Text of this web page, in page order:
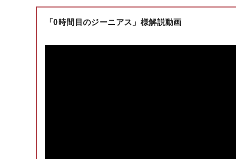
「0時間目のジーニアス」様解説動画